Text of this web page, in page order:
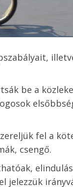
be a
fel a
csengő.
jelezzük